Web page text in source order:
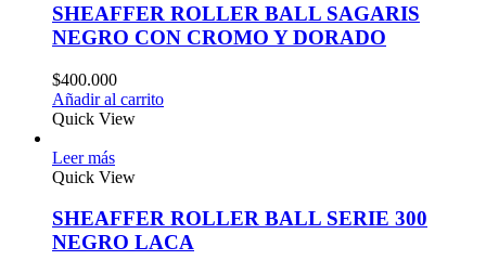
SHEAFFER ROLLER BALL SAGARIS
NEGRO CON CROMO Y DORADO
$400.000
Añadir al carrito
Quick View
Leer más
Quick View
SHEAFFER ROLLER BALL SERIE 300
NEGRO LACA